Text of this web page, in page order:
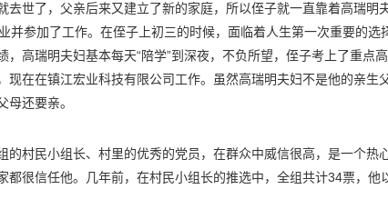
去世了，父亲后来又建立了新的家庭，所以侄子就一直靠着高瑞明
并参加了工作。在侄子上初三的时候，面临着人生第一次重要的
，高瑞明夫妇基本每天“陪学”到深夜，不负所望，侄子考上了重点
现在在镇江宏业科技有限公司工作。虽然高瑞明夫妇不是他的亲生
母还要亲。
的村民小组长、村里的优秀的党员，在群众中威信很高，是一个热
都很信任他。几年前，在村民小组长的推选中，全组共计34票，他